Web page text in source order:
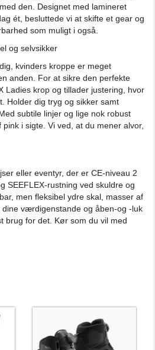
den. Designet med lamineret
ét, besluttede vi at skifte et gear og
som muligt i også.
og selvsikker
kvinders kroppe er meget
anden. For at sikre den perfekte
Ladies krop og tillader justering, hvor
Holder dig tryg og sikker samt
subtile linjer og lige nok robust
i sigte. Vi ved, at du mener alvor,
eller eventyr, der er CE-niveau 2
SEEFLEX-rustning ved skuldre og
men fleksibel ydre skal, masser af
værdigenstande og åben-og -luk
brug for det. Kør som du vil med